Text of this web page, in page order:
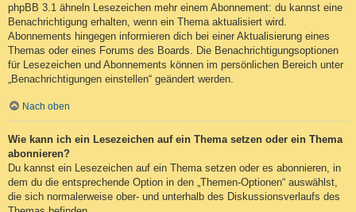
phpBB 3.1 ähneln Lesezeichen mehr einem Abonnement: du kannst eine
Benachrichtigung erhalten, wenn ein Thema aktualisiert wird.
Abonnements hingegen informieren dich bei einer Aktualisierung eines
Themas oder eines Forums des Boards. Die Benachrichtigungsoptionen
für Lesezeichen und Abonnements können im persönlichen Bereich unter
„Benachrichtigungen einstellen“ geändert werden.
Nach oben
Wie kann ich ein Lesezeichen auf ein Thema setzen oder ein Thema
abonnieren?
Du kannst ein Lesezeichen auf ein Thema setzen oder es abonnieren, in
dem du die entsprechende Option in den „Themen-Optionen“ auswählst,
die sich normalerweise ober- und unterhalb des Diskussionsverlaufs des